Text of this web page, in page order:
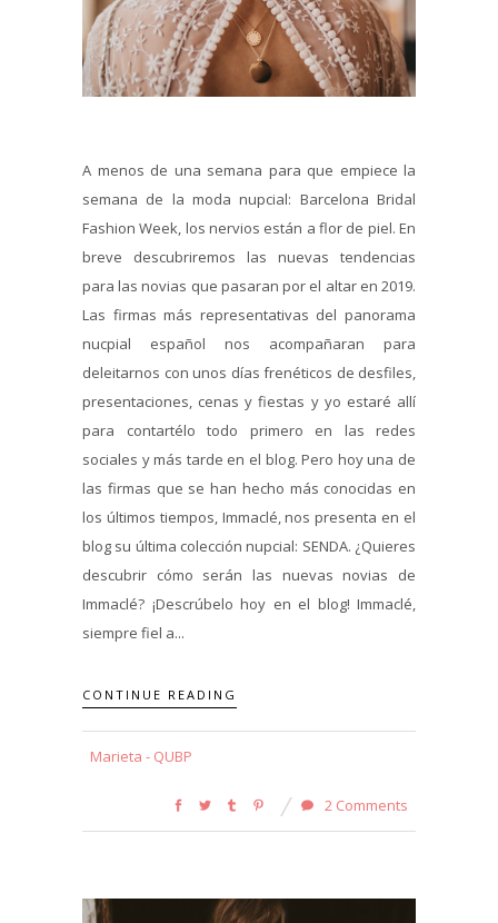
A menos de una semana para que empiece la
semana de la moda nupcial: Barcelona Bridal
Fashion Week, los nervios están a flor de piel. En
breve descubriremos las nuevas tendencias
para las novias que pasaran por el altar en 2019.
Las firmas más representativas del panorama
nucpial español nos acompañaran para
deleitarnos con unos días frenéticos de desfiles,
presentaciones, cenas y fiestas y yo estaré allí
para contartélo todo primero en las redes
sociales y más tarde en el blog. Pero hoy una de
las firmas que se han hecho más conocidas en
los últimos tiempos, Immaclé, nos presenta en el
blog su última colección nupcial: SENDA. ¿Quieres
descubrir cómo serán las nuevas novias de
Immaclé? ¡Descrúbelo hoy en el blog! Immaclé,
siempre fiel a...
CONTINUE READING
Marieta - QUBP
2 Comments